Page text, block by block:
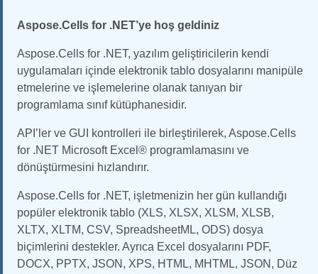
Aspose.Cells for .NET’ye hoş geldiniz
Aspose.Cells for .NET, yazılım geliştiricilerin kendi
uygulamaları içinde elektronik tablo dosyalarını manipüle
etmelerine ve işlemelerine olanak tanıyan bir
programlama sınıf kütüphanesidir.
API’ler ve GUI kontrolleri ile birleştirilerek, Aspose.Cells
for .NET Microsoft Excel® programlamasını ve
dönüştürmesini hızlandırır.
Aspose.Cells for .NET, işletmenizin her gün kullandığı
popüler elektronik tablo (XLS, XLSX, XLSM, XLSB,
XLTX, XLTM, CSV, SpreadsheetML, ODS) dosya
biçimlerini destekler. Ayrıca Excel dosyalarını PDF,
DOCX, PPTX, JSON, XPS, HTML, MHTML, JSON, Düz